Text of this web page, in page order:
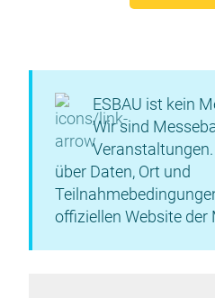
ESBAU ist kein
Wir sind
über Daten, Ort und
offiziellen Website der